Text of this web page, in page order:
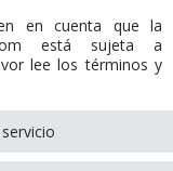
en cuenta que la
está sujeta a
lee los términos y